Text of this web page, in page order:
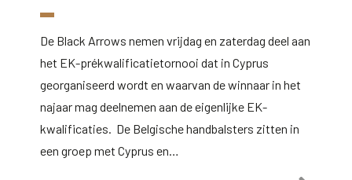
De Black Arrows nemen vrijdag en zaterdag deel aan
het EK-prékwalificatietornooi dat in Cyprus
georganiseerd wordt en waarvan de winnaar in het
najaar mag deelnemen aan de eigenlijke EK-
kwalificaties. De Belgische handbalsters zitten in
een groep met Cyprus en…